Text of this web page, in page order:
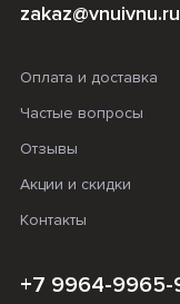
zakaz@vnuivnu.ru
Оплата и доставка
Частые вопросы
Отзывы
Акции и скидки
Контакты
+7 9964-9965-